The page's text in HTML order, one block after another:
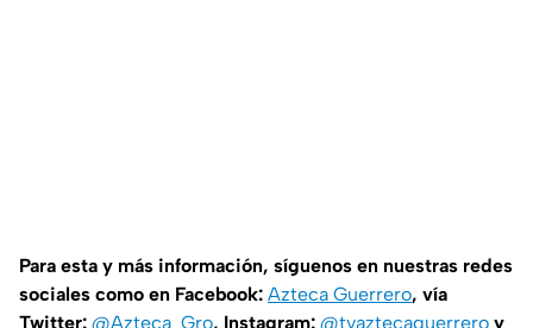
Para esta y más información, síguenos en nuestras redes
sociales como en Facebook: Azteca Guerrero, vía
Twitter: @Azteca_Gro, Instagram: @tvaztecaguerrero y